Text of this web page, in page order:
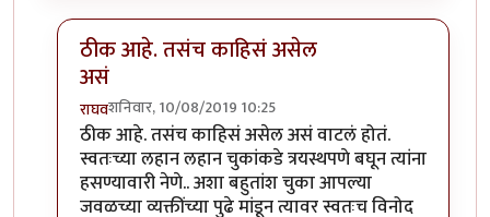
ठीक आहे. तसंच काहिसं असेल
असं
राघवशनिवार, 10/08/2019 10:25
In reply toखूप धन्यवाद राघवजी. मला झोपby
ठीक आहे. तसंच काहिसं असेल असं वाटलं होतं.
स्वतःच्या लहान लहान चुकांकडे त्रयस्थपणे बघून त्यांना
हसण्यावारी नेणे.. अशा बहुतांश चुका आपल्या
जवळच्या व्यक्तींच्या पुढे मांडून त्यावर स्वतःच विनोद